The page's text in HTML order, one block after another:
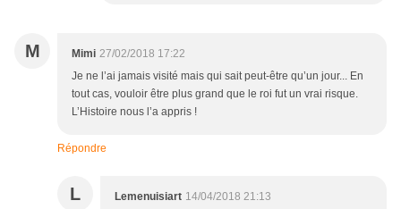
M Mimi 27/02/2018 17:22
Je ne l’ai jamais visité mais qui sait peut-être qu’un jour... En
tout cas, vouloir être plus grand que le roi fut un vrai risque.
L’Histoire nous l’a appris !
Répondre
L Lemenuisiart 14/04/2018 21:13